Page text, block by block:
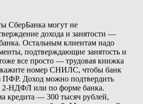
СберБанка могут не
дохода и занятости —
Остальным клиентам надо
подтверждающие занятость и
все просто — трудовая книжка
номер СНИЛС, чтобы банк
ПФР. Доход можно подтвердить
2-НДФЛ или по форме банка.
кредита — 300 тысяч рублей,